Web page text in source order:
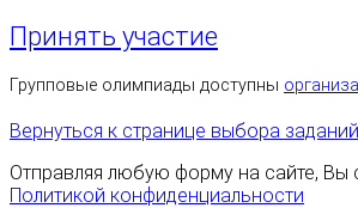
Принять участие
Групповые олимпиады доступны
Вернуться к странице выбора заданий
Отправляя любую форму на сайте, Вы
Политикой конфиденциальности